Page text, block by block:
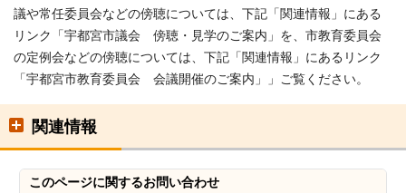
議や常任委員会などの傍聴については、下記「関連情報」にある
リンク「宇都宮市議会 傍聴・見学のご案内」を、市教育委員会
の定例会などの傍聴については、下記「関連情報」にあるリンク
「宇都宮市教育委員会 会議開催のご案内」」ご覧ください。
関連情報
このページに関するお問い合わせ